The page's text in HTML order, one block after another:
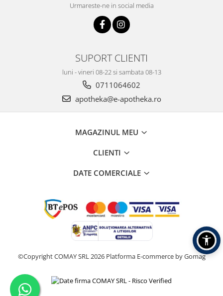
Urmareste-ne in social media
SUPORT CLIENTI
luni - vineri 08-22 si sambata 08-13
0711064602
apotheka@e-apotheka.ro
MAGAZINUL MEU
CLIENTI
DATE COMERCIALE
©Copyright COMAY SRL 2026 Platforma E-commerce by Gomag